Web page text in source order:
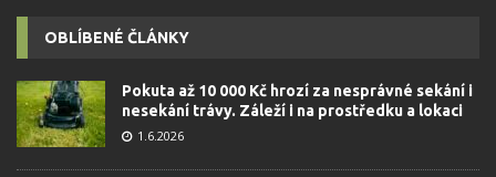
OBLÍBENÉ ČLÁNKY
Pokuta až 10 000 Kč hrozí za nesprávné sekání i
nesekání trávy. Záleží i na prostředku a lokaci
1.6.2026